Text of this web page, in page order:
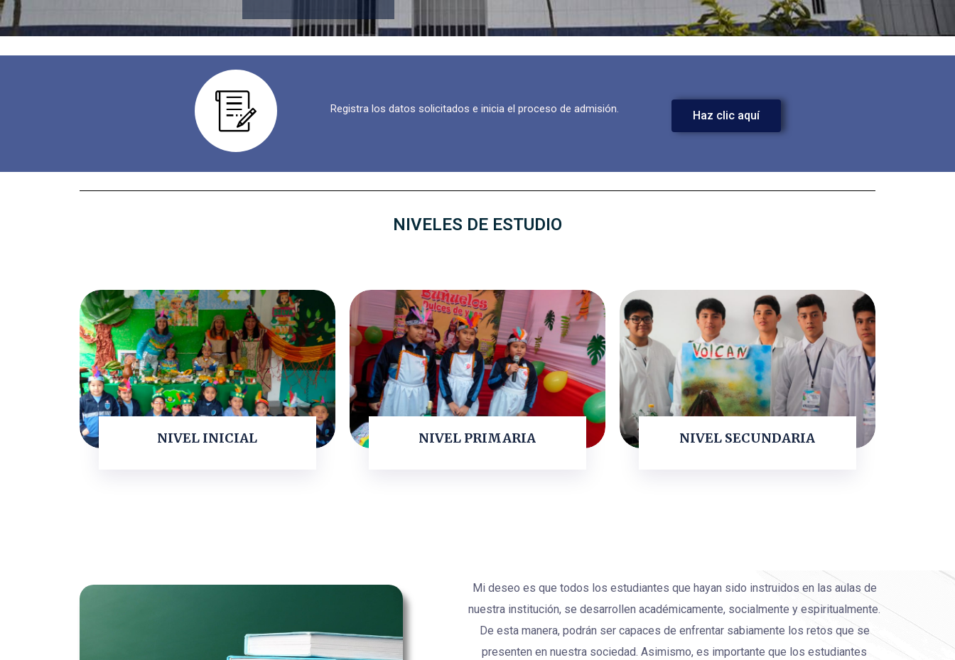
Registra los datos solicitados e inicia el proceso de admisión. Haz clic aquí
NIVELES DE ESTUDIO
NIVEL INICIAL NIVEL PRIMARIA NIVEL SECUNDARIA
Mi deseo es que todos los estudiantes que hayan sido instruidos en las aulas de
nuestra institución, se desarrollen académicamente, socialmente y espiritualmente.
De esta manera, podrán ser capaces de enfrentar sabiamente los retos que se
presenten en nuestra sociedad. Asimismo, es importante que los estudiantes